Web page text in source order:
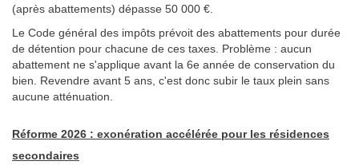
(après abattements) dépasse 50 000 €.
Le Code général des impôts prévoit des abattements pour durée
de détention pour chacune de ces taxes. Problème : aucun
abattement ne s'applique avant la 6e année de conservation du
bien. Revendre avant 5 ans, c'est donc subir le taux plein sans
aucune atténuation.
Réforme 2026 : exonération accélérée pour les résidences
secondaires